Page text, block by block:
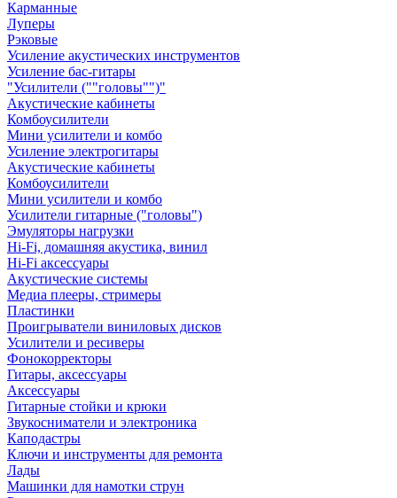
Карманные
Луперы
Рэковые
Усиление акустических инструментов
Усиление бас-гитары
"Усилители (""головы"")"
Акустические кабинеты
Комбоусилители
Мини усилители и комбо
Усиление электрогитары
Акустические кабинеты
Комбоусилители
Мини усилители и комбо
Усилители гитарные ("головы")
Эмуляторы нагрузки
Hi-Fi, домашняя акустика, винил
Hi-Fi аксессуары
Акустические системы
Медиа плееры, стримеры
Пластинки
Проигрыватели виниловых дисков
Усилители и ресиверы
Фонокорректоры
Гитары, аксессуары
Аксессуары
Гитарные стойки и крюки
Звукосниматели и электроника
Каподастры
Ключи и инструменты для ремонта
Лады
Машинки для намотки струн